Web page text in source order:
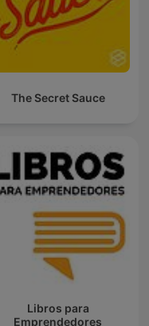
The Secret Sauce
Libros para
Emprendedores